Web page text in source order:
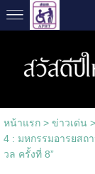
หน้าแรก> ข่าวเด่น >
4 : มหกรรมอารยสถ
วล ครั้งที่ 8”